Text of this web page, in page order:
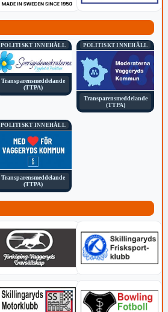
POLITISKT INNEHÅLL
Transparensmeddelande
(TTPA)
POLITISKT INNEHÅLL
Transparensmeddelande
(TTPA)
POLITISKT INNEHÅLL
Transparensmeddelande
(TTPA)